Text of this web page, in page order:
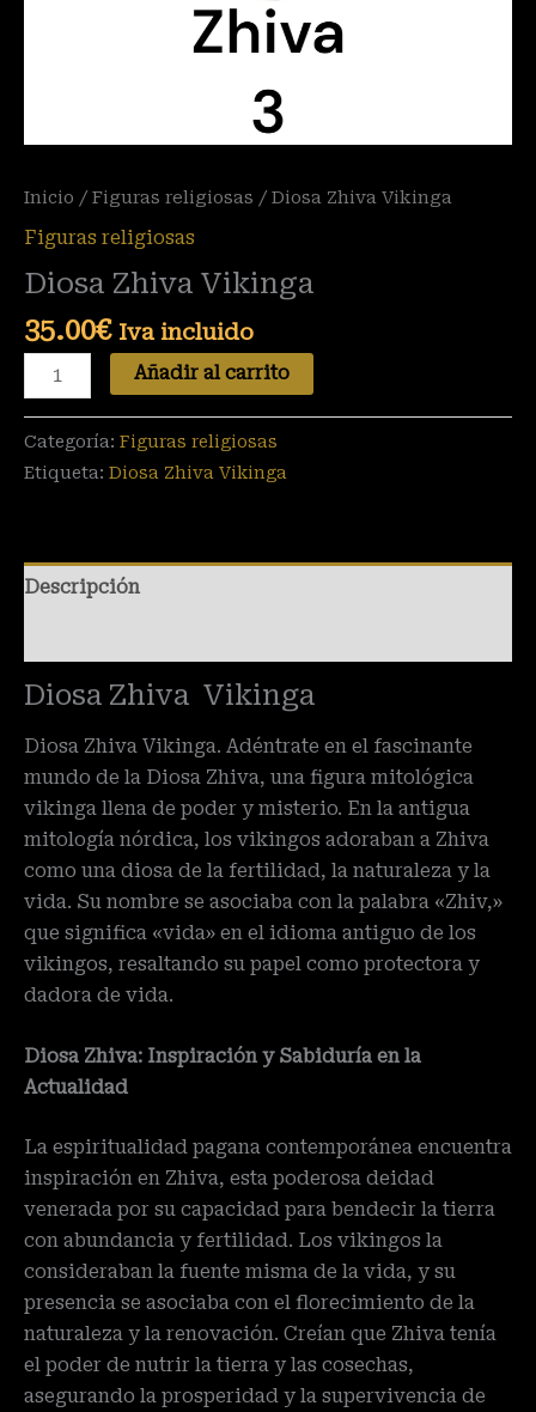
Inicio /Figuras religiosas / Diosa Zhiva Vikinga
Figuras religiosas
Diosa Zhiva Vikinga
35.00€ Iva incluido
Añadir al carrito
Categoría: Figuras religiosas
Etiqueta: Diosa Zhiva Vikinga
Descripción
Diosa Zhiva Vikinga
Diosa Zhiva Vikinga. Adéntrate en el fascinante
mundo de la Diosa Zhiva, una figura mitológica
vikinga llena de poder y misterio. En la antigua
mitología nórdica, los vikingos adoraban a Zhiva
como una diosa de la fertilidad, la naturaleza y la
vida. Su nombre se asociaba con la palabra «Zhiv,»
que significa «vida» en el idioma antiguo de los
vikingos, resaltando su papel como protectora y
dadora de vida.
Diosa Zhiva: Inspiración y Sabiduría en la
Actualidad
La espiritualidad pagana contemporánea encuentra
inspiración en Zhiva, esta poderosa deidad
venerada por su capacidad para bendecir la tierra
con abundancia y fertilidad. Los vikingos la
consideraban la fuente misma de la vida, y su
presencia se asociaba con el florecimiento de la
naturaleza y la renovación. Creían que Zhiva tenía
el poder de nutrir la tierra y las cosechas,
asegurando la prosperidad y la supervivencia de